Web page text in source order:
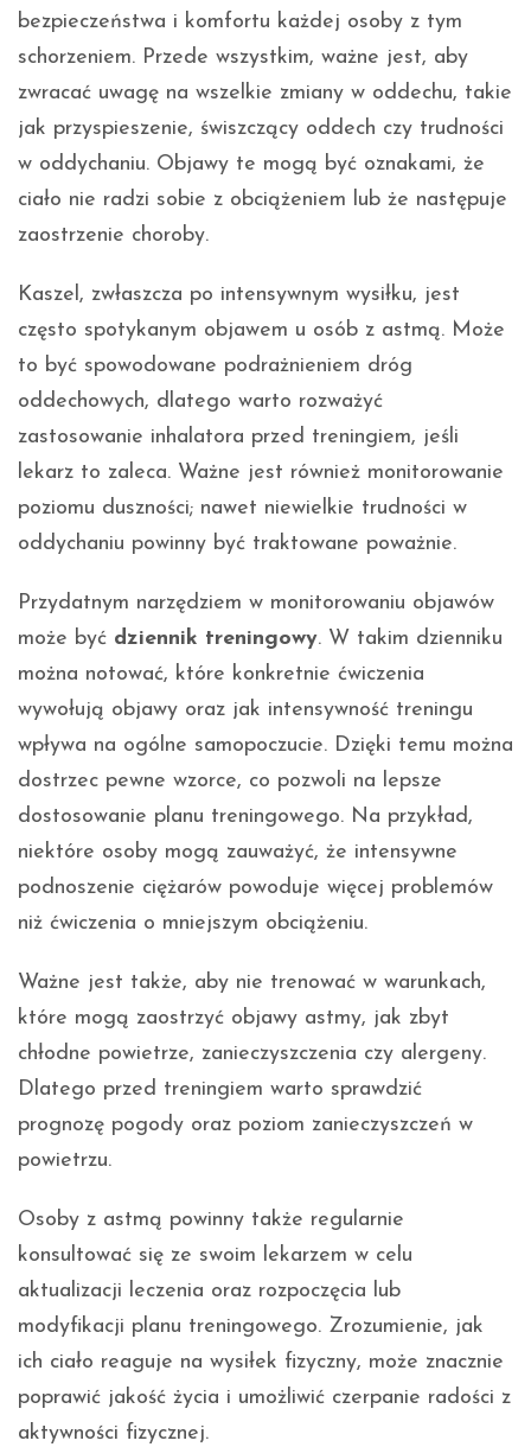
bezpieczeństwa i komfortu każdej osoby z tym
schorzeniem. Przede wszystkim, ważne jest, aby
zwracać uwagę na wszelkie zmiany w oddechu, takie
jak przyspieszenie, świszczący oddech czy trudności
w oddychaniu. Objawy te mogą być oznakami, że
ciało nie radzi sobie z obciążeniem lub że następuje
zaostrzenie choroby.
Kaszel, zwłaszcza po intensywnym wysiłku, jest
często spotykanym objawem u osób z astmą. Może
to być spowodowane podrażnieniem dróg
oddechowych, dlatego warto rozważyć
zastosowanie inhalatora przed treningiem, jeśli
lekarz to zaleca. Ważne jest również monitorowanie
poziomu duszności; nawet niewielkie trudności w
oddychaniu powinny być traktowane poważnie.
Przydatnym narzędziem w monitorowaniu objawów
może być dziennik treningowy. W takim dzienniku
można notować, które konkretnie ćwiczenia
wywołują objawy oraz jak intensywność treningu
wpływa na ogólne samopoczucie. Dzięki temu można
dostrzec pewne wzorce, co pozwoli na lepsze
dostosowanie planu treningowego. Na przykład,
niektóre osoby mogą zauważyć, że intensywne
podnoszenie ciężarów powoduje więcej problemów
niż ćwiczenia o mniejszym obciążeniu.
Ważne jest także, aby nie trenować w warunkach,
które mogą zaostrzyć objawy astmy, jak zbyt
chłodne powietrze, zanieczyszczenia czy alergeny.
Dlatego przed treningiem warto sprawdzić
prognozę pogody oraz poziom zanieczyszczeń w
powietrzu.
Osoby z astmą powinny także regularnie
konsultować się ze swoim lekarzem w celu
aktualizacji leczenia oraz rozpoczęcia lub
modyfikacji planu treningowego. Zrozumienie, jak
ich ciało reaguje na wysiłek fizyczny, może znacznie
poprawić jakość życia i umożliwić czerpanie radości z
aktywności fizycznej.